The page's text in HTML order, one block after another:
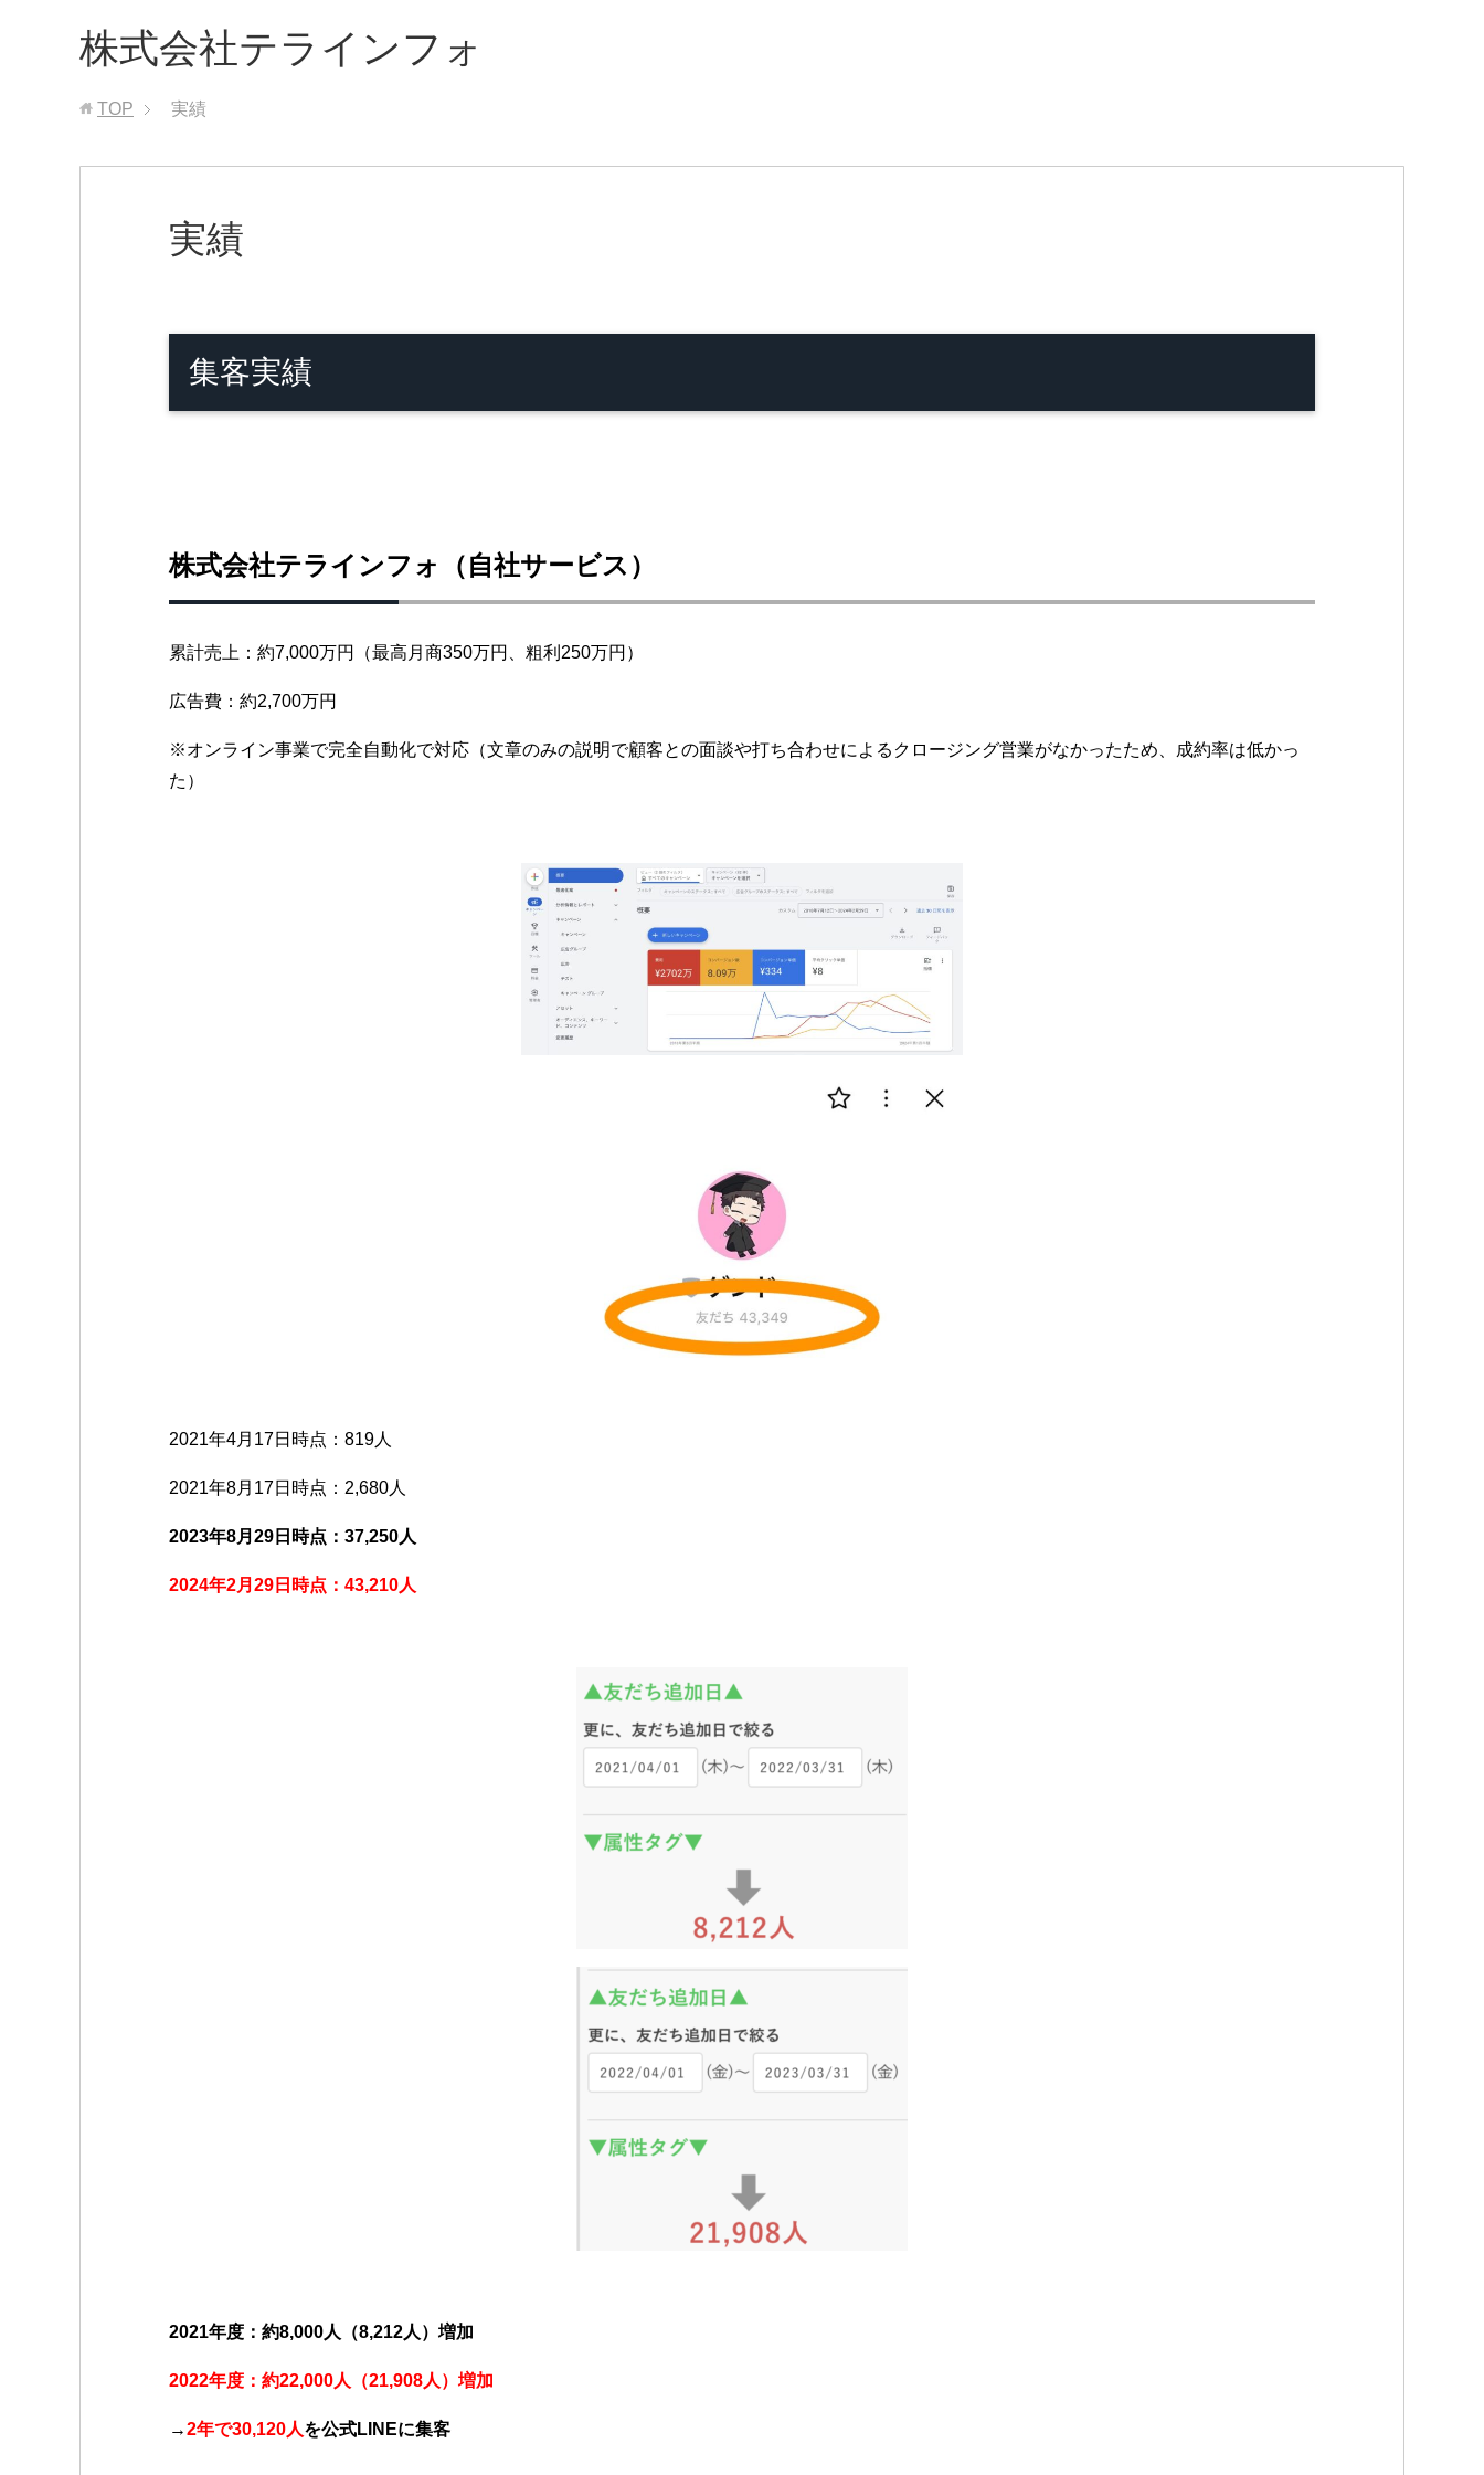
株式会社テラインフォ
TOP 実績
実績
集客実績
株式会社テラインフォ（自社サービス）
累計売上：約7,000万円（最高月商350万円、粗利250万円）
広告費：約2,700万円
※オンライン事業で完全自動化で対応（文章のみの説明で顧客との面談や打ち合わせによるクロージング営業がなかったため、成約率は低かっ
た）
2021年4月17日時点：819人
2021年8月17日時点：2,680人
2023年8月29日時点：37,250人
2024年2月29日時点：43,210人
2021年度：約8,000人（8,212人）増加
2022年度：約22,000人（21,908人）増加
→2年で30,120人を公式LINEに集客